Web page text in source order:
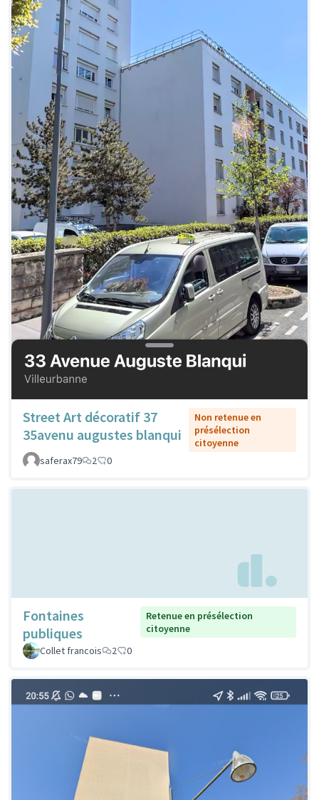
Street Art décoratif 37
35avenu augustes blanqui
Non retenue en
présélection
citoyenne
saferax79
2 0
Fontaines
publiques
Retenue en présélection
citoyenne
Collet francois
2 0